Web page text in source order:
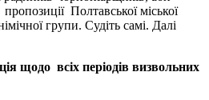
пропозиції Полтавської міської
групи. Судіть самі. Далі
щодо всіх періодів визвольних